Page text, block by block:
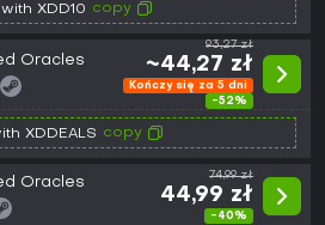
XDD10 copy
Oracles
93,27 zł
~44,27 zł
Kończy się za 5 dni
-52%
XDDEALS copy
Oracles 74,99 zł
44,99 zł
-40%